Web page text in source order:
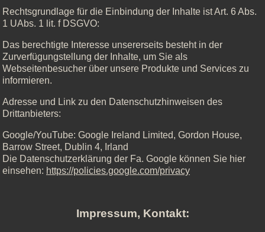
Rechtsgrundlage für die Einbindung der Inhalte ist Art. 6 Abs.
1 UAbs. 1 lit. f DSGVO:
Das berechtigte Interesse unsererseits besteht in der
Zurverfügungstellung der Inhalte, um Sie als
Webseitenbesucher über unsere Produkte und Services zu
informieren.
Adresse und Link zu den Datenschutzhinweisen des
Drittanbieters:
Google/YouTube: Google Ireland Limited, Gordon House,
Barrow Street, Dublin 4, Irland
Die Datenschutzerklärung der Fa. Google können Sie hier
einsehen: https://policies.google.com/privacy
Impressum, Kontakt: